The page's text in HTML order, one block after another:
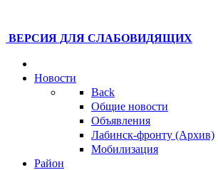
ВЕРСИЯ ДЛЯ СЛАБОВИДЯЩИХ
Новости
Back
Общие новости
Объявления
Лабинск-фронту (Архив)
Мобилизация
Район